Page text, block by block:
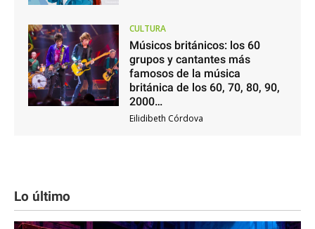
CULTURA
Músicos británicos: los 60
grupos y cantantes más
famosos de la música
británica de los 60, 70, 80, 90,
2000…
Eilidibeth Córdova
Lo último